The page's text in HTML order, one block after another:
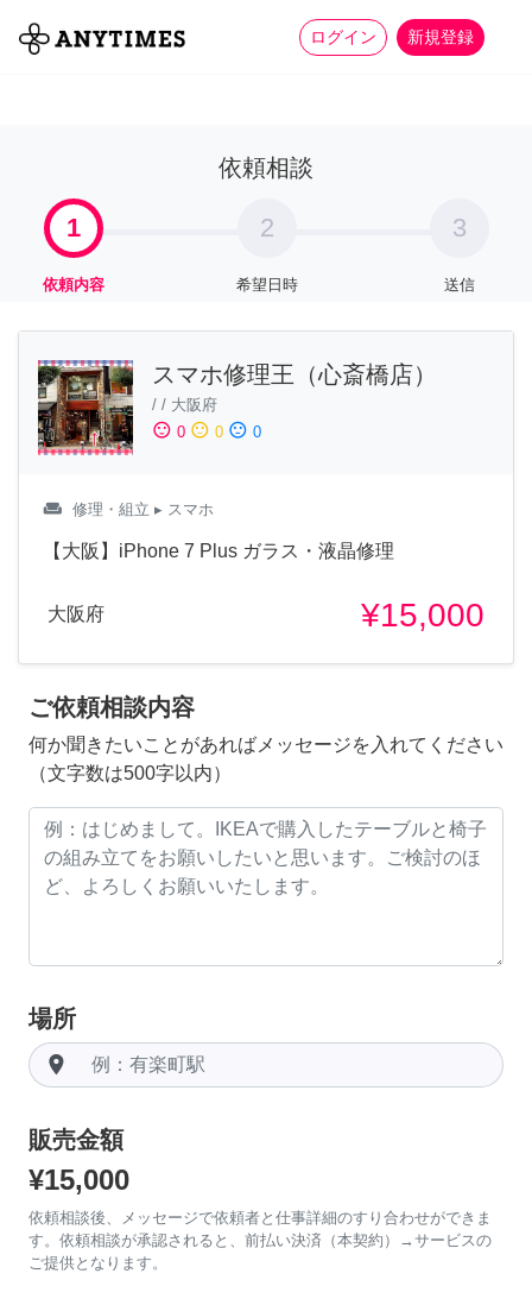
ログイン 新規登録
全て 家事 more_horiz
依頼相談
1
依頼内容
2
希望日時
3
送信
スマホ修理王（心斎橋店）
/ / 大阪府
sentiment_satisfied 0 sentiment_neutral 0 sentiment_dissatisfied 0
weekend 修理・組立 ▸ スマホ
【大阪】iPhone 7 Plus ガラス・液晶修理
大阪府 ¥15,000
ご依頼相談内容
何か聞きたいことがあればメッセージを入れてください
（文字数は500字以内）
場所
room
販売金額
¥15,000
依頼相談後、メッセージで依頼者と仕事詳細のすり合わせができま
す。依頼相談が承認されると、前払い決済（本契約）→サービスの
ご提供となります。